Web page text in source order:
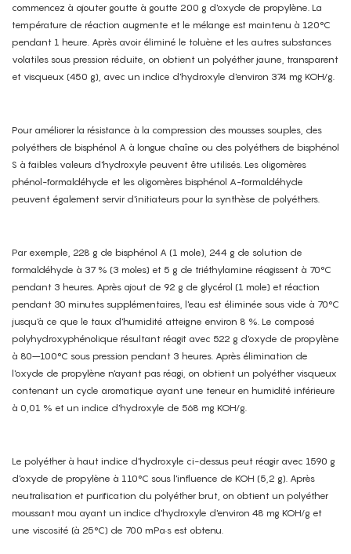
commencez à ajouter goutte à goutte 200 g d'oxyde de propylène. La
température de réaction augmente et le mélange est maintenu à 120°C
pendant 1 heure. Après avoir éliminé le toluène et les autres substances
volatiles sous pression réduite, on obtient un polyéther jaune, transparent
et visqueux (450 g), avec un indice d'hydroxyle d'environ 374 mg KOH/g.
Pour améliorer la résistance à la compression des mousses souples, des
polyéthers de bisphénol A à longue chaîne ou des polyéthers de bisphénol
S à faibles valeurs d'hydroxyle peuvent être utilisés. Les oligomères
phénol-formaldéhyde et les oligomères bisphénol A-formaldéhyde
peuvent également servir d'initiateurs pour la synthèse de polyéthers.
Par exemple, 228 g de bisphénol A (1 mole), 244 g de solution de
formaldéhyde à 37 % (3 moles) et 5 g de triéthylamine réagissent à 70°C
pendant 3 heures. Après ajout de 92 g de glycérol (1 mole) et réaction
pendant 30 minutes supplémentaires, l'eau est éliminée sous vide à 70°C
jusqu'à ce que le taux d'humidité atteigne environ 8 %. Le composé
polyhydroxyphénolique résultant réagit avec 522 g d'oxyde de propylène
à 80–100°C sous pression pendant 3 heures. Après élimination de
l'oxyde de propylène n'ayant pas réagi, on obtient un polyéther visqueux
contenant un cycle aromatique ayant une teneur en humidité inférieure
à 0,01 % et un indice d'hydroxyle de 568 mg KOH/g.
Le polyéther à haut indice d'hydroxyle ci-dessus peut réagir avec 1590 g
d'oxyde de propylène à 110°C sous l'influence de KOH (5,2 g). Après
neutralisation et purification du polyéther brut, on obtient un polyéther
moussant mou ayant un indice d'hydroxyle d'environ 48 mg KOH/g et
une viscosité (à 25°C) de 700 mPa·s est obtenu.